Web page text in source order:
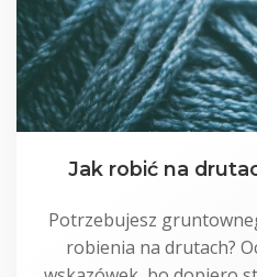
Jak robić na
Potrzebujesz
robienia na drutach?